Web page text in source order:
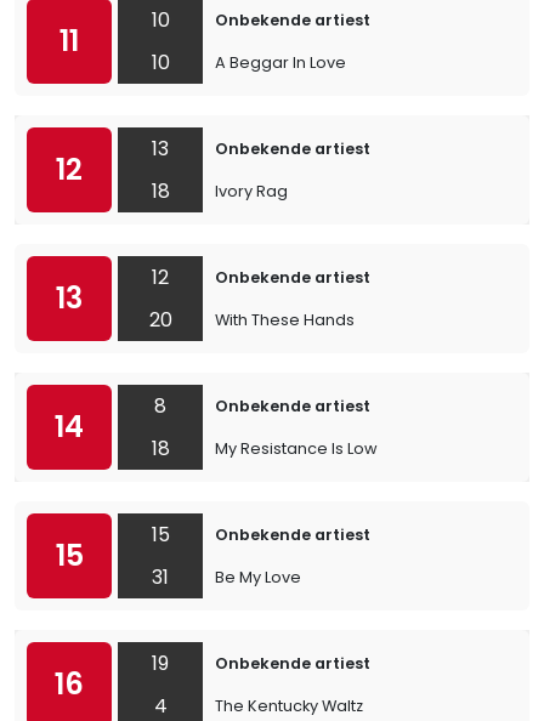
11
10
10
Onbekende artiest
A Beggar In Love
12
13
18
Onbekende artiest
Ivory Rag
13
12
20
Onbekende artiest
With These Hands
14
8
18
Onbekende artiest
My Resistance Is Low
15
15
31
Onbekende artiest
Be My Love
16
19
4
Onbekende artiest
The Kentucky Waltz